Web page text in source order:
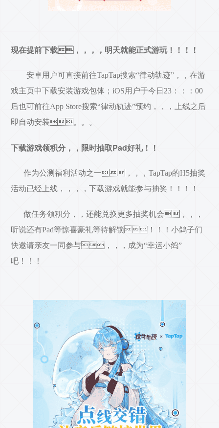
现在提前下载，，，，明天就能正式游玩！！！！
安卓用户可直接前往TapTap搜索“律动轨迹”，，在游
戏主页中下载安装游戏包体；iOS用户于今日23：：：00
后也可前往App Store搜索“律动轨迹”预约，，，上线之后
即自动安装。。。
下载游戏领积分，，限时抽取Pad好礼！！
作为公测福利活动之一，，，TapTap的H5抽奖
活动已经上线，，，，下载游戏就能参与抽奖！！！！
做任务领积分，，还能兑换更多抽奖机会，，，
听说还有Pad等惊喜豪礼等待解锁！！！小鸽子们
快邀请亲友一同参与，，，成为“幸运小鸽”
吧！！！